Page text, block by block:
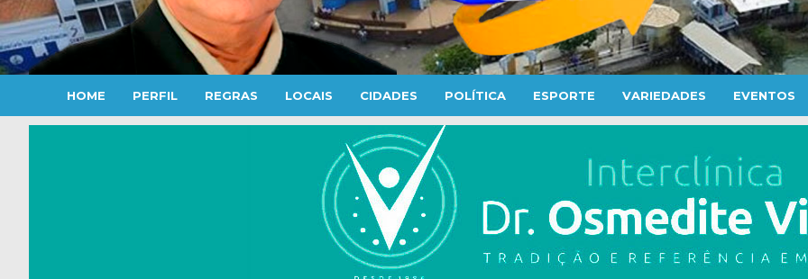
HOME PERFIL REGRAS LOCAIS CIDADES POLÍTICA ESPORTE VARIEDADES EVENTOS